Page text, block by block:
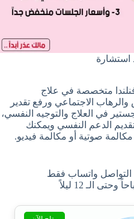
متخصصة في علاج
والرهاب الاجتماعي ورفع تقدير
في العلاج والتوجيه النفسي،
5 سنوات في تقديم الدعم النفسي ويمكنك
صوتية أو مكالمة فيديو.
التواصل واتساب فقط